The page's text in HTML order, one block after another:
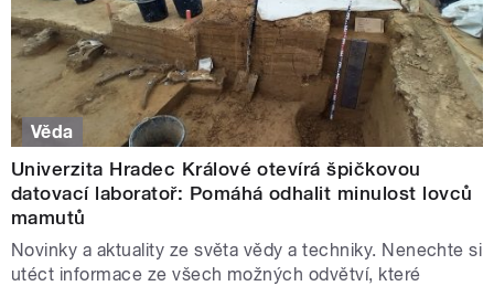
Věda
Univerzita Hradec Králové otevírá špičkovou
datovací laboratoř: Pomáhá odhalit minulost lovců
mamutů
Novinky a aktuality ze světa vědy a techniky. Nenechte si
utéct informace ze všech možných odvětví, které